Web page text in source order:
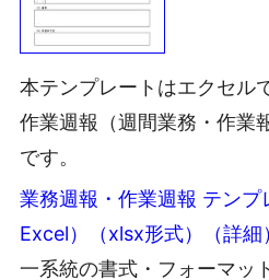
本テンプレートはエクセル
作業週報（週間業務・作業
です。
業務週報・作業週報 テンプ
Excel）（xlsx形式）（詳細
一系統の書式・フォーマッ